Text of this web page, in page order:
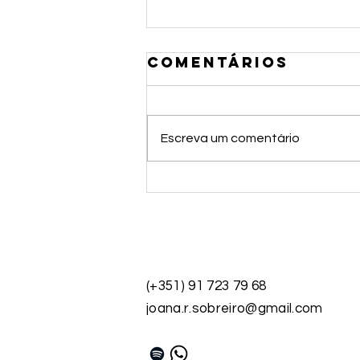
9 ATITUDES DO
Comentários
Escreva um comentário
(+351) 91 723 79 68​
joana.r.sobreiro@gmail.com